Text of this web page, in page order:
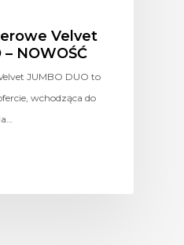
Velvet
NOWOŚĆ
JUMBO DUO to
wchodząca do